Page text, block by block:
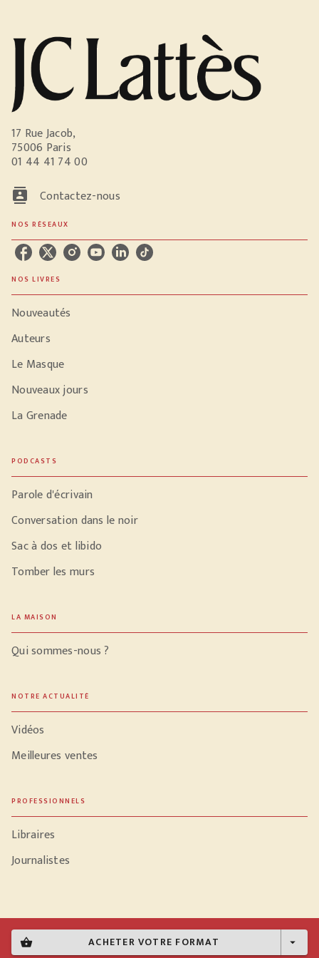
shopping_basket ACHETER VOTRE FORMAT arrow_drop_down
17 Rue Jacob,
75006 Paris
01 44 41 74 00
contacts Contactez-nous
NOS RÉSEAUX
NOS LIVRES
Nouveautés
Auteurs
Le Masque
Nouveaux jours
La Grenade
PODCASTS
Parole d'écrivain
Conversation dans le noir
Sac à dos et libido
Tomber les murs
LA MAISON
Qui sommes-nous ?
NOTRE ACTUALITÉ
Vidéos
Meilleures ventes
PROFESSIONNELS
Libraires
Journalistes
Données personnelles